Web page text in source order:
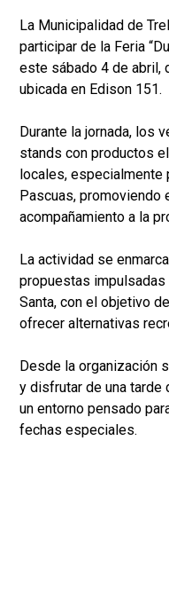
La Municipalidad de
participar de la Feria
este sábado 4 de abril,
ubicada en Edison 151.
Durante la jornada, los
stands con productos
locales,
Pascuas, promoviendo
acompañamiento a la
La actividad se
propuestas
Santa, con el objetivo
ofrecer alternativas
Desde la organización
y disfrutar de una
un entorno pensado
fechas especiales.